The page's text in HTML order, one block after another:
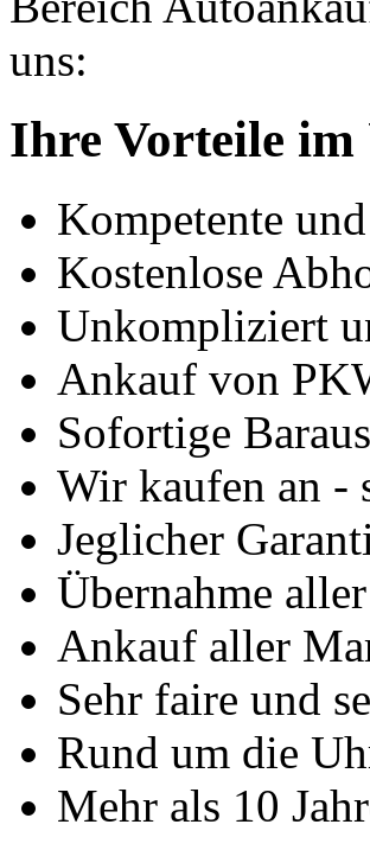
uns:
Ihre Vorteile
Kompetente
Kostenlose
Unkompliziert
Ankauf von
Sofortige
Wir kaufen an -
Jeglicher
Übernahme
Ankauf aller
Sehr faire und
Rund um die
Mehr als 10